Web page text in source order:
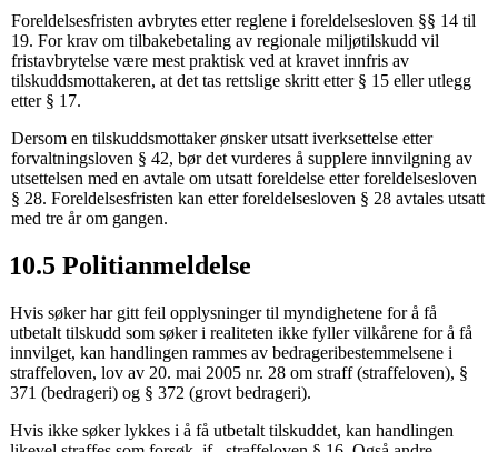
Foreldelsesfristen avbrytes etter reglene i foreldelsesloven §§ 14 til
19. For krav om tilbakebetaling av regionale miljøtilskudd vil
fristavbrytelse være mest praktisk ved at kravet innfris av
tilskuddsmottakeren, at det tas rettslige skritt etter § 15 eller utlegg
etter § 17.
Dersom en tilskuddsmottaker ønsker utsatt iverksettelse etter
forvaltningsloven § 42, bør det vurderes å supplere innvilgning av
utsettelsen med en avtale om utsatt foreldelse etter foreldelsesloven
§ 28. Foreldelsesfristen kan etter foreldelsesloven § 28 avtales utsatt
med tre år om gangen.
10.5 Politianmeldelse
Hvis søker har gitt feil opplysninger til myndighetene for å få
utbetalt tilskudd som søker i realiteten ikke fyller vilkårene for å få
innvilget, kan handlingen rammes av bedrageribestemmelsene i
straffeloven, lov av 20. mai 2005 nr. 28 om straff (straffeloven), §
371 (bedrageri) og § 372 (grovt bedrageri).
Hvis ikke søker lykkes i å få utbetalt tilskuddet, kan handlingen